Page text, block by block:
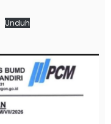
Unduh